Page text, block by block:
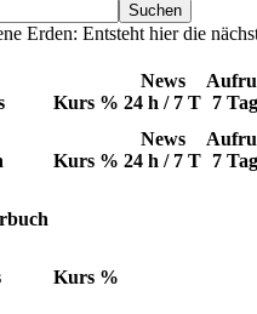
Erden: Entsteht hier die
Kurs %
News
24 h / 7 T 7
Kurs %
News
24 h / 7 T 7
Kurs %